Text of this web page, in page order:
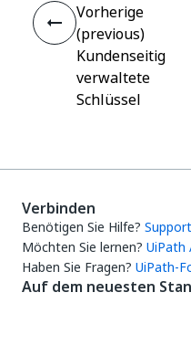
Vorherige
(previous)
Kundenseitig
verwaltete
Schlüssel
Verbinden
Benötigen Sie Hilfe? Support
Möchten Sie lernen? UiPath
Haben Sie Fragen? UiPath-
Auf dem neuesten